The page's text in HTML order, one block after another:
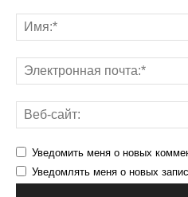
Уведомить меня о новых
Уведомлять меня о новых